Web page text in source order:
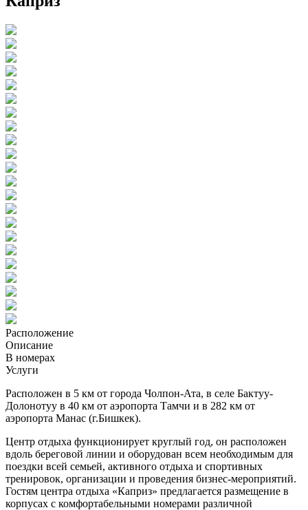
Расположение
Описание
В номерах
Услуги
Расположен в 5 км от города Чолпон-Ата, в селе Бактуу-
Долонотуу в 40 км от аэропорта Тамчи и в 282 км от
аэропорта Манас (г.Бишкек).
Центр отдыха функционирует круглый год, он расположен
вдоль береговой линии и оборудован всем необходимым для
поездки всей семьей, активного отдыха и спортивных
тренировок, организации и проведения бизнес-мероприятий.
Гостям центра отдыха «Каприз» предлагается размещение в
корпусах с комфортабельными номерами различной